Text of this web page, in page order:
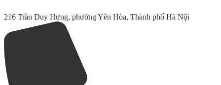
216 Trần Duy Hưng, phường Yên Hòa, Thành phố Hà Nội